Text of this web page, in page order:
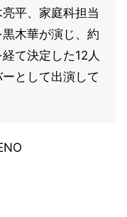
平、家庭科担当
木華が演じ、約
て決定した12人
として出演して